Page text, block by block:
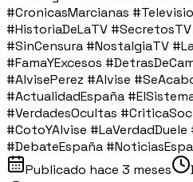
#CronicasMarcianas
#HistoriaDeLaTV
#SinCensura #NostalgiaTV
#FamaYExcesos
#AlvisePerez #Alvise
#ActualidadEspaña
#VerdadesOcultas
#CotoYAlvise
#DebateEspaña
Publicado hace 3 meses